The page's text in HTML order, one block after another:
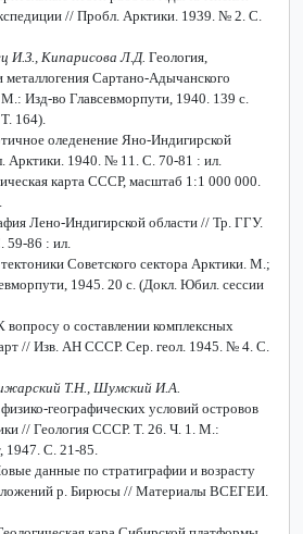
// Пробл. Арктики. 1939. № 2. С.
И.З., Кипарисова Л.Д. Геология,
металлогения Сартано-Адычанского
Изд-во Главсевморпути, 1940. 139 с.
164).
оледенение Яно-Индигирской
Арктики. 1940. № 11. С. 70-81 : ил.
карта СССР, масштаб 1:1 000 000.
Лено-Индигирской области // Тр. ГГУ.
86 : ил.
Советского сектора Арктики. М.;
1945. 20 с. (Докл. Юбил. сессии
вопросу о составлении комплексных
// Изв. АН СССР. Сер. геол. 1945. № 4. С.
Т.Н., Шумский И.А.
географических условий островов
// Геология СССР. Т. 26. Ч. 1. М.:
1947. С. 21-85.
данные по стратиграфии и возрасту
р. Бирюсы // Материалы ВСЕГЕИ.